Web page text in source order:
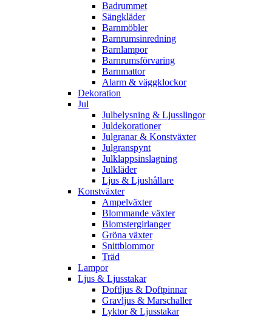
Badrummet
Sängkläder
Barnmöbler
Barnrumsinredning
Barnlampor
Barnrumsförvaring
Barnmattor
Alarm & väggklockor
Dekoration
Jul
Julbelysning & Ljusslingor
Juldekorationer
Julgranar & Konstväxter
Julgranspynt
Julklappsinslagning
Julkläder
Ljus & Ljushållare
Konstväxter
Ampelväxter
Blommande växter
Blomstergirlanger
Gröna växter
Snittblommor
Träd
Lampor
Ljus & Ljusstakar
Doftljus & Doftpinnar
Gravljus & Marschaller
Lyktor & Ljusstakar